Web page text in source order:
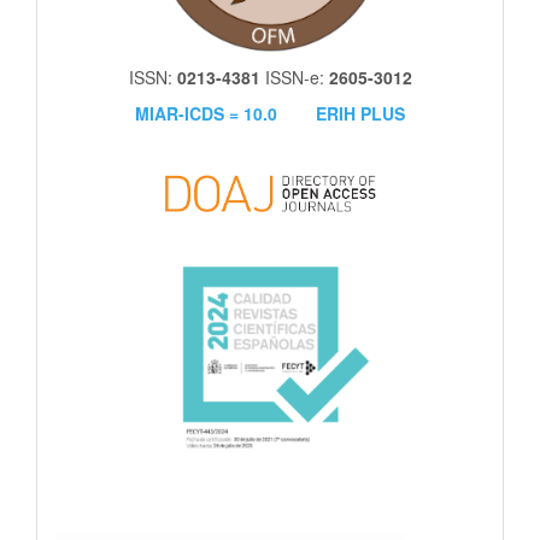
ISSN: 0213-4381 ISSN-e: 2605-3012
MIAR-ICDS = 10.0
ERIH PLUS